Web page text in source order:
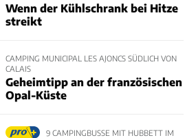
Wenn der Kühlschrank bei Hitze
streikt
CAMPING MUNICIPAL LES AJONCS SÜDLICH VON
CALAIS
Geheimtipp an der französischen
Opal-Küste
9 CAMPINGBUSSE MIT HUBBETT IM